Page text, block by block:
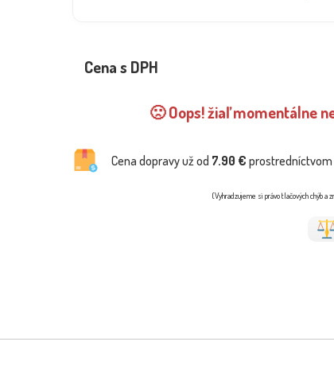
Cena s DPH
🙁 Oops! žiaľ momentálne
Cena dopravy už od 7.90 € prostredníctvom
(Vyhradzujeme si právo tlačových chýb a